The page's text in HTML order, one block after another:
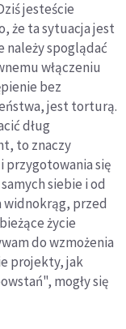
jesteście
że ta sytuacja jest
należy spoglądać
włączeniu
bez
jest torturą.
dług
to znaczy
przygotowania się
siebie i od
widnokrąg, przed
życie
do wzmożenia
projekty, jak
mogły się